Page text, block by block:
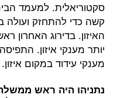
סקטוריאלית. למעמד
קשה כדי להתחזק ועולה
האיזון. בדירוג האחרון
יותר מענקי איזון.
מענקי עידוד במקום
נתניהו היה ראש